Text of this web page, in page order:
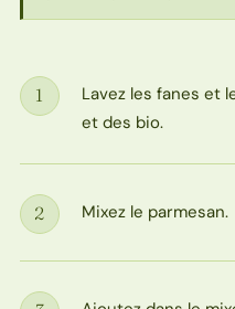
Étape
1
Lavez les fanes et
et des bio.
Étape
2 Mixez le parmesan.